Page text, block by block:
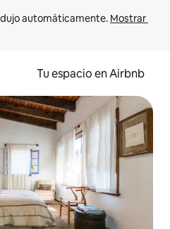
automáticamente. Mostrar
Tu espacio en Airbnb